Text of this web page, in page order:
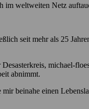
im weltweiten Netz
seit mehr als 25
michael-
abnimmt.
beinahe einen